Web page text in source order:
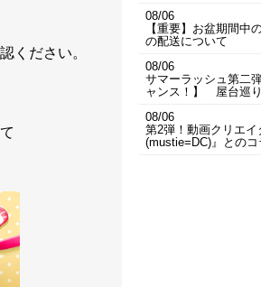
ください。
08/06
【重要】お盆期間中
の配送について
08/06
サマーラッシュ第二
ャンス！】 屋台巡
08/06
第2弾！動画クリエイ
(mustie=DC)』とのコ